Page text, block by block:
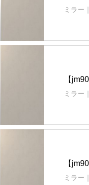
ミラー
【
ミラー
【
ミラー